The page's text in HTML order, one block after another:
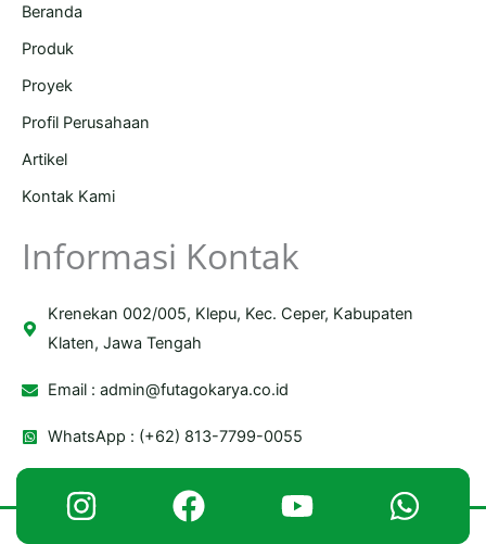
Beranda
Produk
Proyek
Profil Perusahaan
Artikel
Kontak Kami
Informasi Kontak
Krenekan 002/005, Klepu, Kec. Ceper, Kabupaten
Klaten, Jawa Tengah
Email :admin@futagokarya.co.id
WhatsApp : (+62) 813-7799-0055